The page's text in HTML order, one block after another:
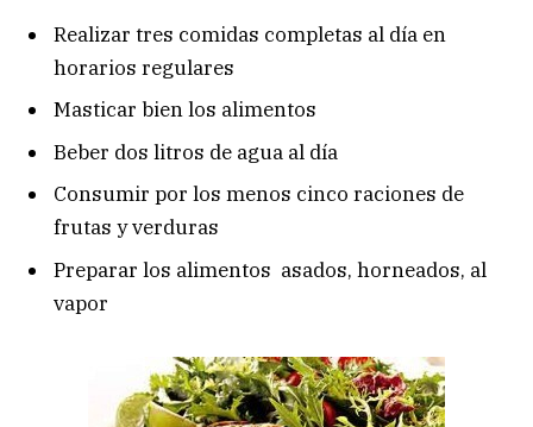
Realizar tres comidas completas al día en
horarios regulares
Masticar bien los alimentos
Beber dos litros de agua al día
Consumir por los menos cinco raciones de
frutas y verduras
Preparar los alimentos asados, horneados, al
vapor